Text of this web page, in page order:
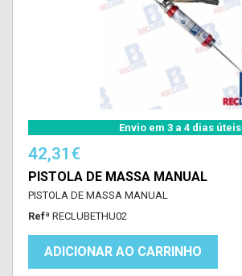
Envio em 3 a 4 dias úteis
42,31€
PISTOLA DE MASSA MANUAL
PISTOLA DE MASSA MANUAL
Refª RECLUBETHU02
ADICIONAR AO CARRINHO